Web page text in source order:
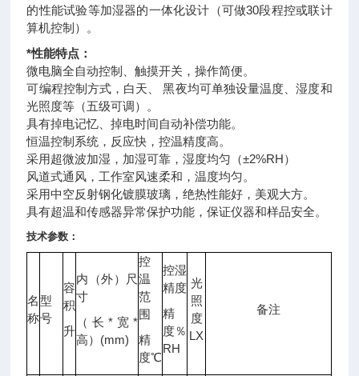
的性能试验等加湿器的一体化设计（可做30段程控或联计
算机控制）。
*性能特点：
微电脑全自动控制、触摸开关，操作简便。
可编程控制方式，白天、 黑夜均可单独设量温度、湿度和
光照度等（五级可调）。
具有掉电记忆、掉电时间自动补偿功能。
恒温控制系统，反应快，控温精度高。
采用超微波加湿，加湿可靠，湿度均匀（±2%RH）
风道式通风，工作室风速柔和，温度均匀。
采用中空反射钢化镀膜玻璃，绝热性能好，美观大方。
具有超温和传感器异常保护功能，保证仪器和样品安全。
技术参数：
名
称
型
号
容
积
升
内（外）尺
寸
（长*宽*
高）(mm)
控
温
范
围
精
度℃
控湿
精度
精
度％
RH
光
照
度
LX
备注